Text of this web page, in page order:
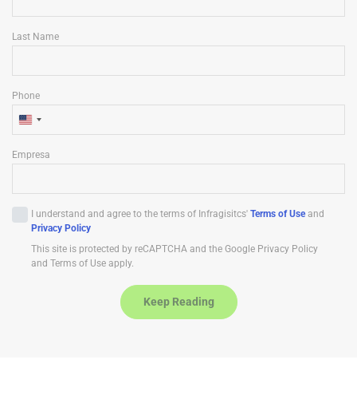
Last Name
U
i
d
Phone
Empresa
I understand and agree to the terms of Infragisitcs' Terms of Useand
Privacy Policy
This site is protected by reCAPTCHA and the Google Privacy Policy
and Terms of Use apply.
Keep Reading